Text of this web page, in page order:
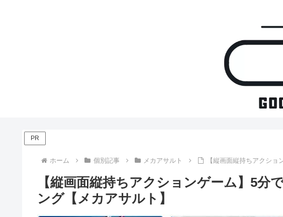
PR
ホーム 個別記事 メカアサルト 【縦画面縦持ちアクシ
【縦画面縦持ちアクションゲーム】5分
ング【メカアサルト】